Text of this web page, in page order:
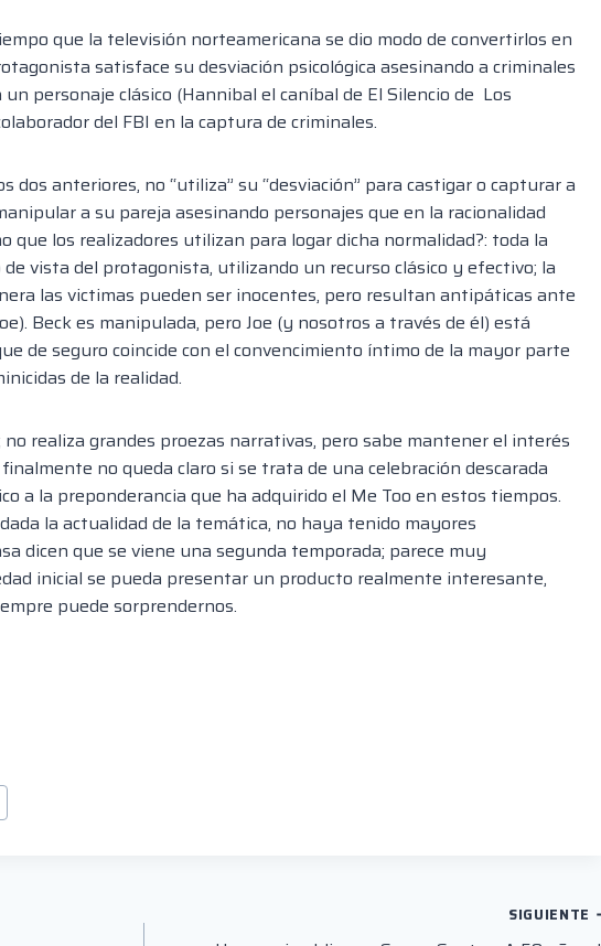
que la televisión norteamericana se dio modo de convertirlos en
satisface su desviación psicológica asesinando a criminales
un personaje clásico (Hannibal el caníbal de El Silencio de Los
del FBI en la captura de criminales.
dos anteriores, no “utiliza” su “desviación” para castigar o capturar a
a su pareja asesinando personajes que en la racionalidad
que los realizadores utilizan para logar dicha normalidad?: toda la
vista del protagonista, utilizando un recurso clásico y efectivo; la
las victimas pueden ser inocentes, pero resultan antipáticas ante
). Beck es manipulada, pero Joe (y nosotros a través de él) está
de seguro coincide con el convencimiento íntimo de la mayor parte
de la realidad.
realiza grandes proezas narrativas, pero sabe mantener el interés
no queda claro si se trata de una celebración descarada
a la preponderancia que ha adquirido el Me Too en estos tiempos.
la actualidad de la temática, no haya tenido mayores
dicen que se viene una segunda temporada; parece muy
inicial se pueda presentar un producto realmente interesante,
puede sorprendernos.
SIGUIENTE